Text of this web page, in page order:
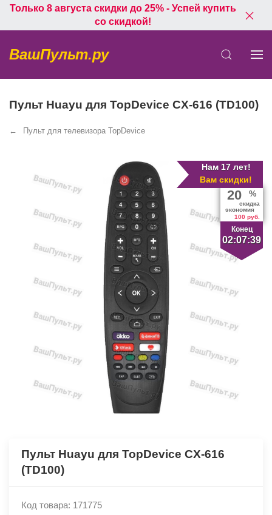
Только 8 августа скидки до 25% - Успей купить
со скидкой!
ВашПульт.ру
Пульт Huayu для TopDevice CX-616 (TD100)
Пульт для телевизора TopDevice
Нам 17 лет!
Вам скидки!
Конец
02:07:39
20 %
скидка
экономия
100 руб.
Пульт Huayu для TopDevice CX-616
(TD100)
Код товара: 171775